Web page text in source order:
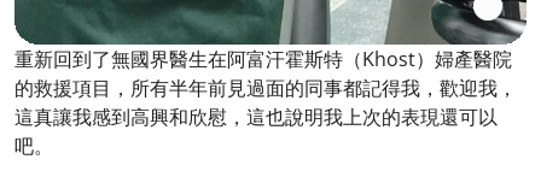
重新回到了無國界醫生在阿富汗霍斯特（Khost）婦產醫院
的救援項目，所有半年前見過面的同事都記得我，歡迎我，
這真讓我感到高興和欣慰，這也說明我上次的表現還可以
吧。